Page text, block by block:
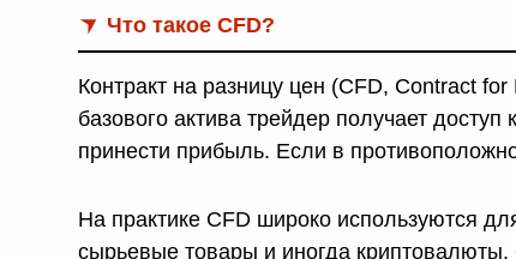
Что такое CFD?
Контракт на разницу цен (CFD, Contract
базового актива трейдер получает
принести прибыль. Если в
На практике CFD широко используются
сырьевые товары и иногда